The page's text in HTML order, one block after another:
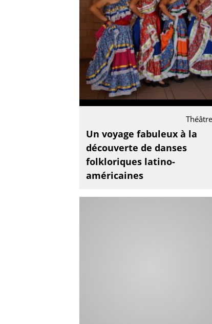
Théâtre
Un voyage fabuleux à la
découverte de danses
folkloriques latino-
américaines